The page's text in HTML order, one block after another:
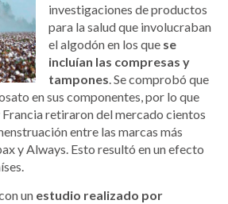
investigaciones de productos
para la salud que involucraban
el algodón en los que se
incluían las compresas y
tampones . Se comprobó que
en sus componentes, por lo que
Francia retiraron del mercado cientos
entre las marcas más
y Always. Esto resultó en un efecto
un estudio realizado por